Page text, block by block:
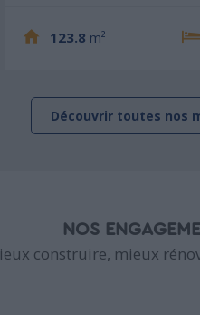
123.8 m²
Découvrir toutes nos
NOS
construire, mieux